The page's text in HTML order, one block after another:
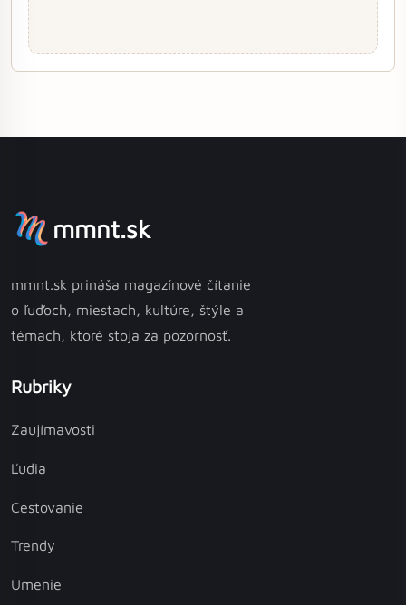
mmnt.sk
mmnt.sk prináša magazínové čítanie
o ľuďoch, miestach, kultúre, štýle a
témach, ktoré stoja za pozornosť.
Rubriky
Zaujímavosti
Ľudia
Cestovanie
Trendy
Umenie